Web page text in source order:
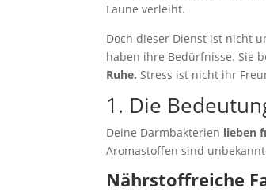
Laune verleiht.
Doch dieser Dienst ist nicht
haben ihre Bedürfnisse. Sie
Ruhe. Stress ist nicht ihr
1. Die
Deine Darmbakterien lieben
Aromastoffen sind
Nährstoffreiche